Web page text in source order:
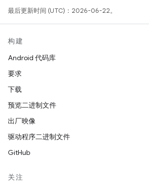
最后更新时间 (UTC)：2026-06-22。
构建
Android 代码库
要求
下载
预览二进制文件
出厂映像
驱动程序二进制文件
GitHub
关注